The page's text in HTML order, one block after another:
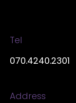
Tel
070.4240.2301
Address